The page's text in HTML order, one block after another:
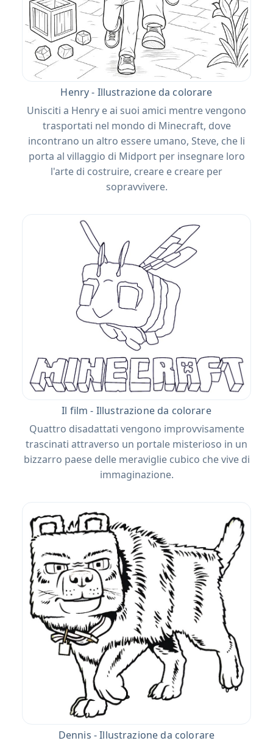
Henry - Illustrazione da colorare
Unisciti a Henry e ai suoi amici mentre vengono
trasportati nel mondo di Minecraft, dove
incontrano un altro essere umano, Steve, che li
porta al villaggio di Midport per insegnare loro
l'arte di costruire, creare e creare per
sopravvivere.
Il film - Illustrazione da colorare
Quattro disadattati vengono improvvisamente
trascinati attraverso un portale misterioso in un
bizzarro paese delle meraviglie cubico che vive di
immaginazione.
Dennis - Illustrazione da colorare